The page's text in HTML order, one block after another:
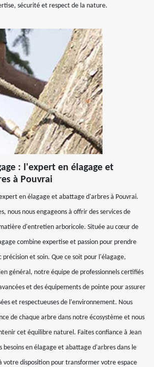
sécurité et respect de la nature.
: l'expert en élagage et
à Pouvrai
en élagage et abattage d'arbres à Pouvrai.
nous nous engageons à offrir des services de
d'entretien arboricole. Située au cœur de
combine expertise et passion pour prendre
précision et soin. Que ce soit pour l'élagage,
général, notre équipe de professionnels certifiés
et des équipements de pointe pour assurer
et respectueuses de l'environnement. Nous
de chaque arbre dans notre écosystème et nous
cet équilibre naturel. Faites confiance à Jean
besoins en élagage et abattage d'arbres dans le
votre disposition pour transformer votre espace